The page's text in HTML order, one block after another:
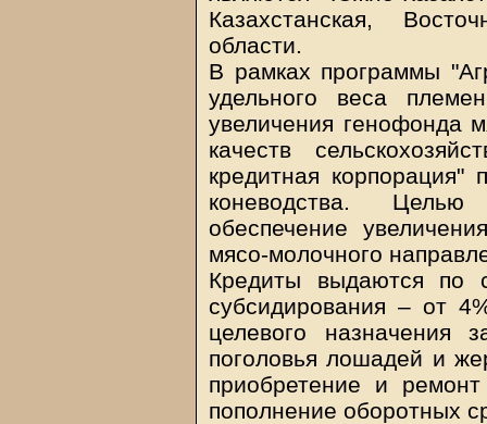
Казахстанская,
области.
В рамках программы
удельного веса
увеличения генофонда
качеств
кредитная корпорация"
коневодства.
обеспечение
мясо-молочного
Кредиты выдаются по
субсидирования – от
целевого назначения
поголовья лошадей и
приобретение и
пополнение оборотных